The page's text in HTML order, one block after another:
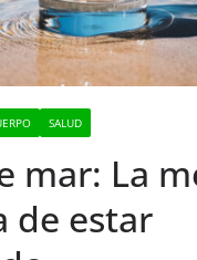
SALUD
mar: La
de estar